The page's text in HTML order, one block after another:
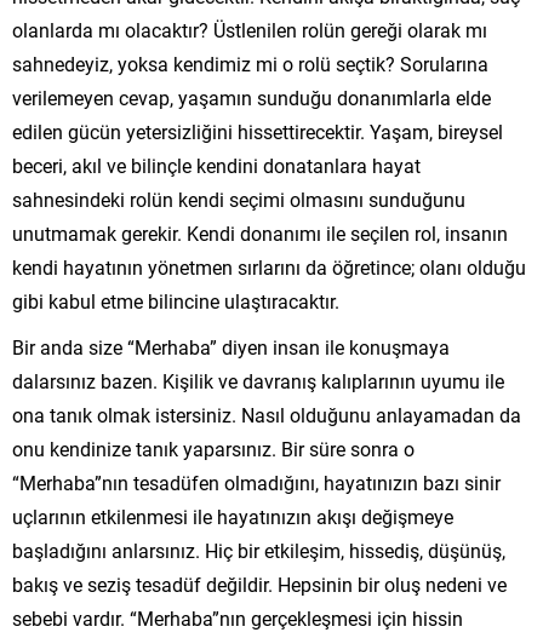
olanlarda mı olacaktır? Üstlenilen rolün gereği olarak mı
sahnedeyiz, yoksa kendimiz mi o rolü seçtik? Sorularına
verilemeyen cevap, yaşamın sunduğu donanımlarla elde
edilen gücün yetersizliğini hissettirecektir. Yaşam, bireysel
beceri, akıl ve bilinçle kendini donatanlara hayat
sahnesindeki rolün kendi seçimi olmasını sunduğunu
unutmamak gerekir. Kendi donanımı ile seçilen rol, insanın
kendi hayatının yönetmen sırlarını da öğretince; olanı olduğu
gibi kabul etme bilincine ulaştıracaktır.
Bir anda size “Merhaba” diyen insan ile konuşmaya
dalarsınız bazen. Kişilik ve davranış kalıplarının uyumu ile
ona tanık olmak istersiniz. Nasıl olduğunu anlayamadan da
onu kendinize tanık yaparsınız. Bir süre sonra o
“Merhaba”nın tesadüfen olmadığını, hayatınızın bazı sinir
uçlarının etkilenmesi ile hayatınızın akışı değişmeye
başladığını anlarsınız. Hiç bir etkileşim, hissediş, düşünüş,
bakış ve seziş tesadüf değildir. Hepsinin bir oluş nedeni ve
sebebi vardır. “Merhaba”nın gerçekleşmesi için hissin